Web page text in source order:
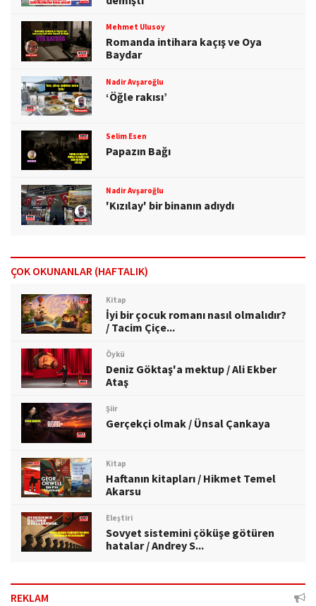
Mehmet Ulusoy
Romanda intihara kaçış ve Oya
Baydar
Nadir Avşaroğlu
‘Öğle rakısı’
Selim Esen
Papazın Bağı
Nadir Avşaroğlu
'Kızılay' bir binanın adıydı
ÇOK OKUNANLAR (HAFTALIK)
Kitap
İyi bir çocuk romanı nasıl olmalıdır?
/ Tacim Çiçe...
Öykü
Deniz Göktaş'a mektup / Ali Ekber
Ataş
Şiir
Gerçekçi olmak / Ünsal Çankaya
Kitap
Haftanın kitapları / Hikmet Temel
Akarsu
Eleştiri
Sovyet sistemini çöküşe götüren
hatalar / Andrey S...
REKLAM